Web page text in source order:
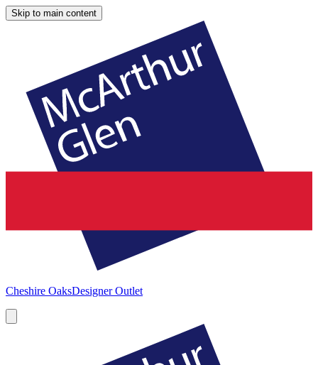
Skip to main content
Cheshire OaksDesigner Outlet